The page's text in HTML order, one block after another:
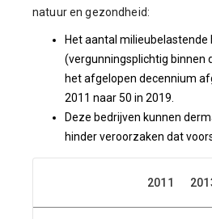
natuur en gezondheid:
Het aantal milieubelastende
(vergunningsplichtig binnen
het afgelopen decennium
2011 naar 50 in 2019.
Deze bedrijven kunnen
hinder veroorzaken dat
2011